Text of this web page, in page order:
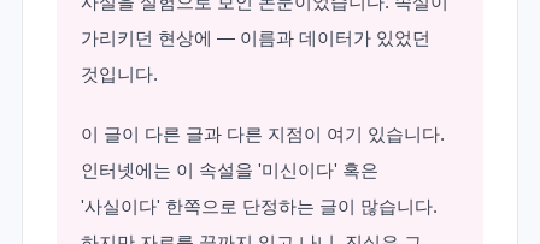
가리키던 현상에 — 이름과 데이터가 있었던
것입니다.
이 글이 다른 글과 다른 지점이 여기 있습니다.
인터넷에는 이 속설을 '미신이다' 혹은
'사실이다' 한쪽으로 단정하는 글이 많습니다.